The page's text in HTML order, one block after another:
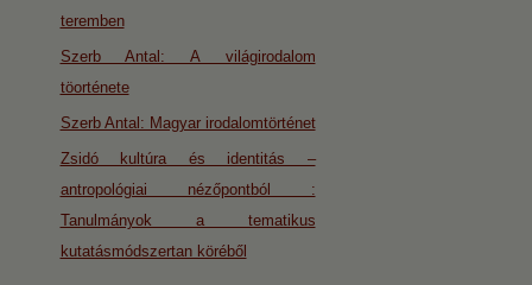
teremben
Szerb Antal: A világirodalom
töorténete
Szerb Antal: Magyar irodalomtörténet
Zsidó kultúra és identitás –
antropológiai nézőpontból :
Tanulmányok a tematikus
kutatásmódszertan köréből